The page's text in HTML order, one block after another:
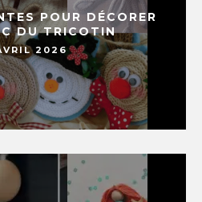
POUR DÉCORER
DU TRICOTIN
2026